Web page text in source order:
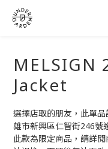
MELSIGN
Jacket
選擇店取的朋友，此單
雄市新興區仁智街246號
此款為限定商品，請詳